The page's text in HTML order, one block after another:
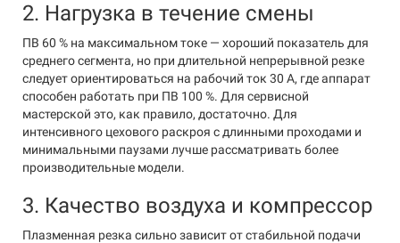
2. Нагрузка в течение смены
ПВ 60 % на максимальном токе — хороший показатель для
среднего сегмента, но при длительной непрерывной резке
следует ориентироваться на рабочий ток 30 А, где аппарат
способен работать при ПВ 100 %. Для сервисной
мастерской это, как правило, достаточно. Для
интенсивного цехового раскроя с длинными проходами и
минимальными паузами лучше рассматривать более
производительные модели.
3. Качество воздуха и компрессор
Плазменная резка сильно зависит от стабильной подачи